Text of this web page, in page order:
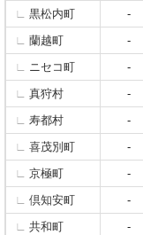
黒松内町
-
蘭越町
-
ニセコ町
-
真狩村
-
寿都村
-
喜茂別町
-
京極町
-
倶知安町
-
共和町
-